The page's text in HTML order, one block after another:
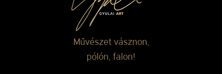
Művészet vásznon,
pólón, falon!